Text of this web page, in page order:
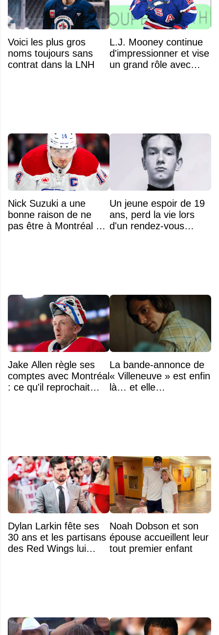
Voici les plus gros
noms toujours sans
contrat dans la LNH
L.J. Mooney continue
d'impressionner et vise
un grand rôle avec
Nick Suzuki a une
bonne raison de ne
pas être à Montréal cet
Un jeune espoir de 19
ans, perd la vie lors
d'un rendez-vous
Jake Allen règle ses
comptes avec Montréal
: ce qu'il reprochait
La bande-annonce de
« Villeneuve » est enfin
là… et elle
Dylan Larkin fête ses
30 ans et les partisans
des Red Wings lui
Noah Dobson et son
épouse accueillent leur
tout premier enfant